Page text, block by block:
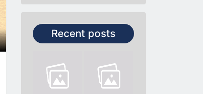
Recent posts